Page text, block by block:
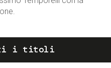
i titoli